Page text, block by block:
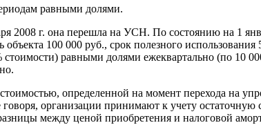
равными долями.
2008 г. она перешла на УСН. По состоянию на 1
100 000 руб., срок полезного
равными долями ежеквартально (по 10
определенной на момент перехода на
организации принимают к учету остаточную
между ценой приобретения и налоговой